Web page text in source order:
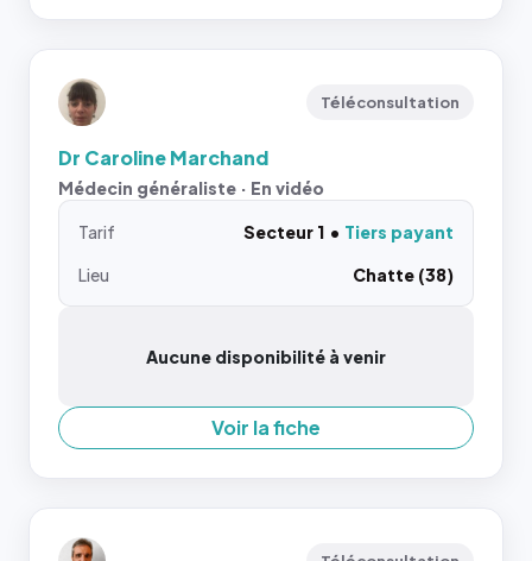
Téléconsultation
Dr Caroline Marchand
Médecin généraliste · En vidéo
Tarif Secteur 1
Tiers payant
Lieu
Chatte (38)
Aucune disponibilité à venir
Voir la fiche